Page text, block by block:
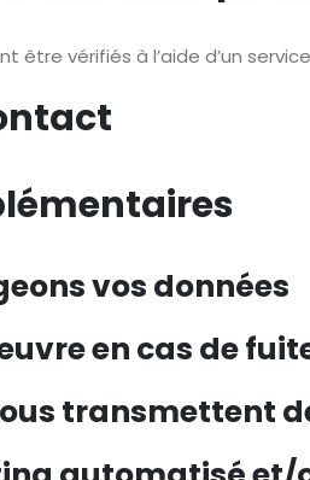
être vérifiés à l’aide d’un
vos données
en cas de
transmettent